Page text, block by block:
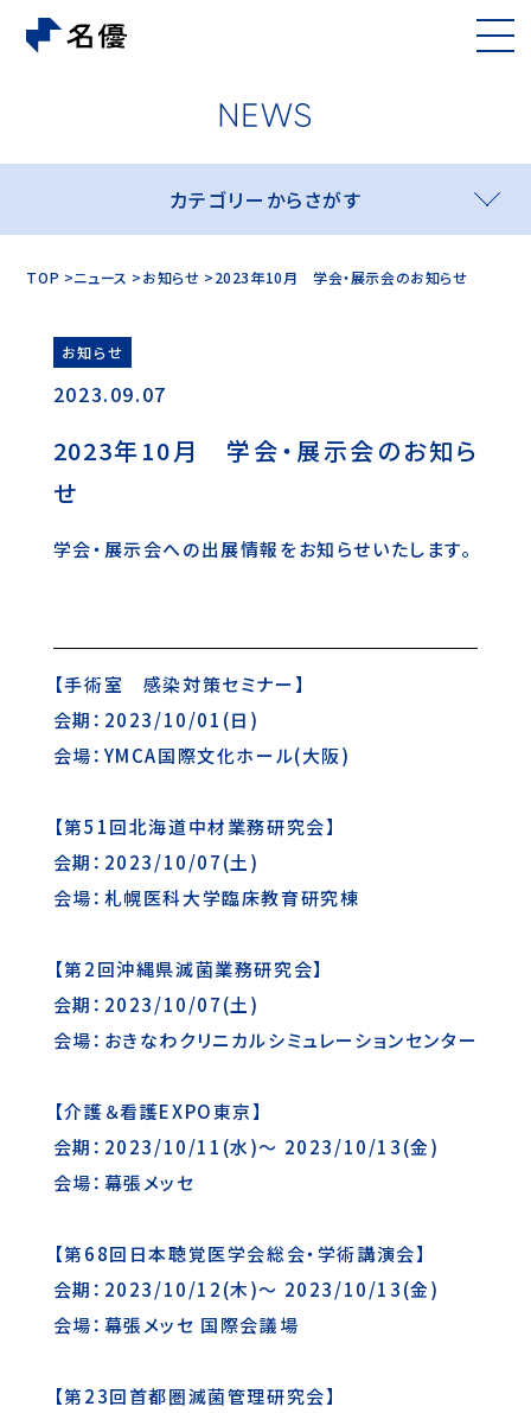
カテゴリーからさがす
TOP ニュース お知らせ 2023年10月 学会・展示会のお知らせ
お知らせ
2023.09.07
2023年10月 学会・展示会のお知ら
せ
学会・展示会への出展情報をお知らせいたします。
【手術室 感染対策セミナー】
会期：2023/10/01(日)
会場：YMCA国際文化ホール(大阪)
【第51回北海道中材業務研究会】
会期：2023/10/07(土)
会場：札幌医科大学臨床教育研究棟
【第2回沖縄県滅菌業務研究会】
会期：2023/10/07(土)
会場：おきなわクリニカルシミュレーションセンター
【介護＆看護EXPO東京】
会期：2023/10/11(水)～ 2023/10/13(金)
会場：幕張メッセ
【第68回日本聴覚医学会総会・学術講演会】
会期：2023/10/12(木)～ 2023/10/13(金)
会場：幕張メッセ 国際会議場
【第23回首都圏滅菌管理研究会】